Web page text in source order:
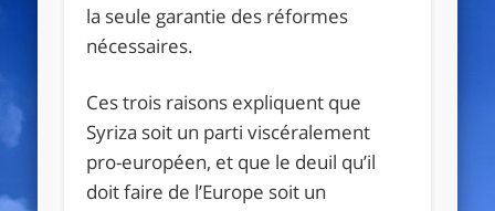
la seule garantie des réformes
nécessaires.
Ces trois raisons expliquent que
Syriza soit un parti viscéralement
pro-européen, et que le deuil qu’il
doit faire de l’Europe soit un